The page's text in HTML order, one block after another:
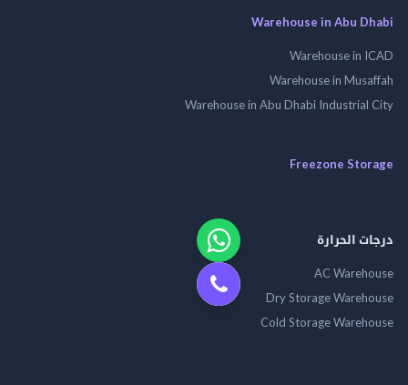
Warehouse in Abu Dhabi
Warehouse in ICAD
Warehouse in Musaffah
Warehouse in Abu Dhabi Industrial City
Freezone Storage
درجات الحرارة
AC Warehouse
Dry Storage Warehouse
Cold Storage Warehouse